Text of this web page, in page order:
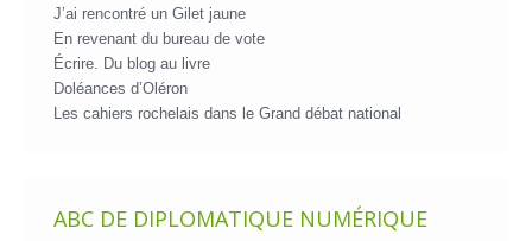
J’ai rencontré un Gilet jaune
En revenant du bureau de vote
Écrire. Du blog au livre
Doléances d’Oléron
Les cahiers rochelais dans le Grand débat national
ABC DE DIPLOMATIQUE NUMÉRIQUE